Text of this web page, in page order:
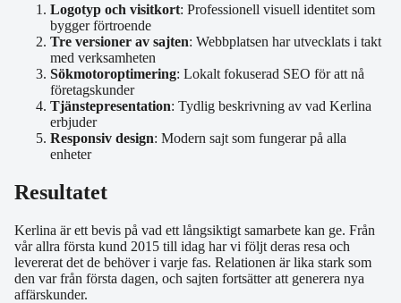
Logotyp och visitkort: Professionell visuell identitet som
bygger förtroende
Tre versioner av sajten: Webbplatsen har utvecklats i takt
med verksamheten
Sökmotoroptimering: Lokalt fokuserad SEO för att nå
företagskunder
Tjänstepresentation: Tydlig beskrivning av vad Kerlina
erbjuder
Responsiv design: Modern sajt som fungerar på alla
enheter
Resultatet
Kerlina är ett bevis på vad ett långsiktigt samarbete kan ge. Från
vår allra första kund 2015 till idag har vi följt deras resa och
levererat det de behöver i varje fas. Relationen är lika stark som
den var från första dagen, och sajten fortsätter att generera nya
affärskunder.